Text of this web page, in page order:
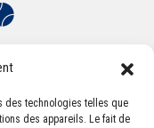
des technologies telles que
des appareils. Le fait de